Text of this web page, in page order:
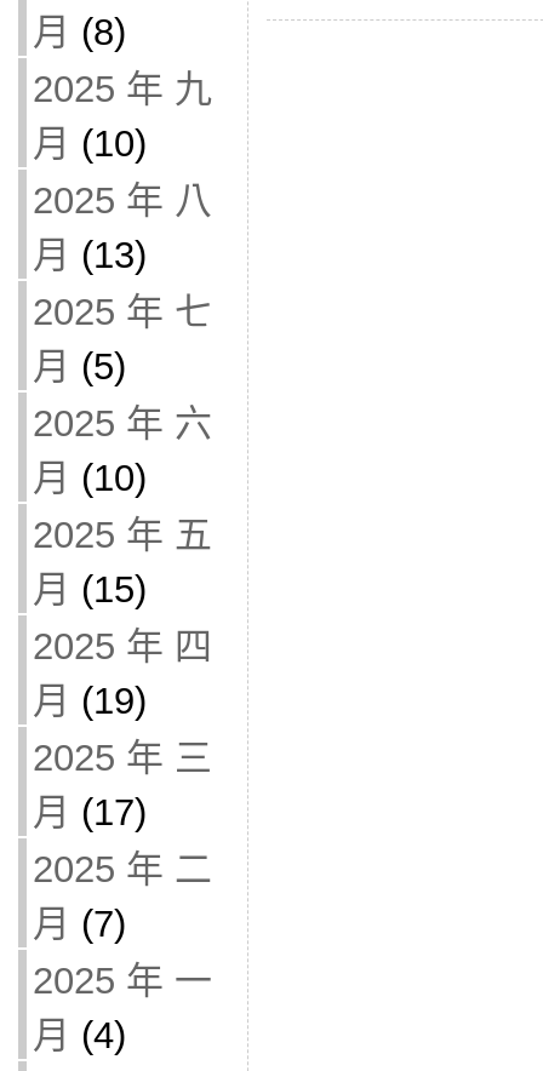
月 (8)
2025 年 九
月 (10)
2025 年 八
月 (13)
2025 年 七
月 (5)
2025 年 六
月 (10)
2025 年 五
月 (15)
2025 年 四
月 (19)
2025 年 三
月 (17)
2025 年 二
月 (7)
2025 年 一
月 (4)